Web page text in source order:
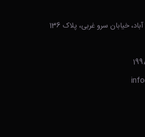
خیابان سرو غربی، پلاک 136